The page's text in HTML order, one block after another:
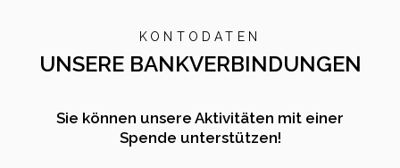
KONTODATEN
UNSERE BANKVERBINDUNGEN
Sie können unsere Aktivitäten mit einer
Spende unterstützen!